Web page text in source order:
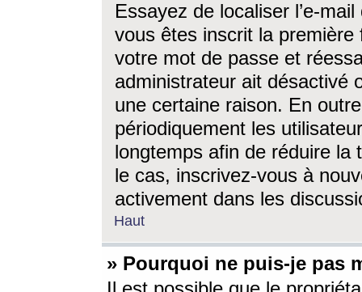
Essayez de localiser l’e-
vous êtes inscrit la première
votre mot de passe et
administrateur ait désactivé
une certaine raison. En
périodiquement les
longtemps afin de réduire la
le cas, inscrivez-vous à
activement dans les
Haut
» Pourquoi ne puis-je pas